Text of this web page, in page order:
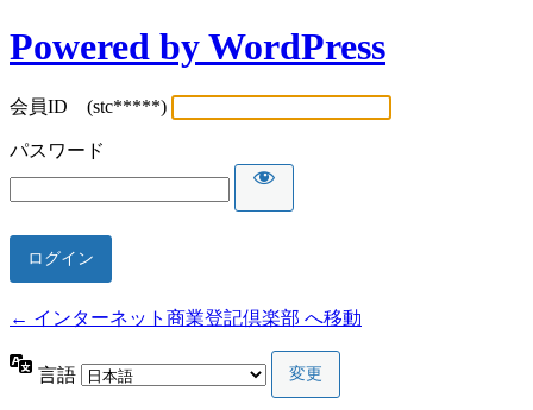
Powered by WordPress
会員ID (stc*****)
パスワード
← インターネット商業登記倶楽部 へ移動
言語